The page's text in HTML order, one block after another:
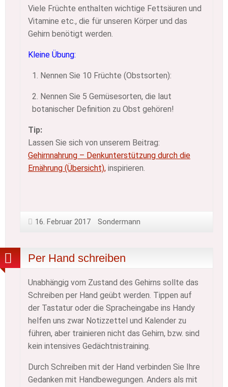
Viele Früchte enthalten wichtige Fettsäuren und
Vitamine etc., die für unseren Körper und das
Gehirn benötigt werden.
Kleine Übung:
1. Nennen Sie 10 Früchte (Obstsorten):
2. Nennen Sie 5 Gemüsesorten, die laut
botanischer Definition zu Obst gehören!
Tip:
Lassen Sie sich von unserem Beitrag:
Gehirnnahrung – Denkunterstützung durch die
Ernährung (Übersicht), inspirieren.
16. Februar 2017 Sondermann
Per Hand schreiben
Unabhängig vom Zustand des Gehirns sollte das
Schreiben per Hand geübt werden. Tippen auf
der Tastatur oder die Spracheingabe ins Handy
helfen uns zwar Notizzettel und Kalender zu
führen, aber trainieren nicht das Gehirn, bzw. sind
kein intensives Gedächtnistraining.
Durch Schreiben mit der Hand verbinden Sie Ihre
Gedanken mit Handbewegungen. Anders als mit